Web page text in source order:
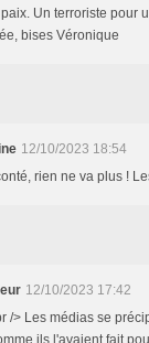
Un terroriste pour
bises Véronique
12/10/2023 18:54
rien ne va plus !
12/10/2023 17:42
/> Les médias se
ils l'avaient fait